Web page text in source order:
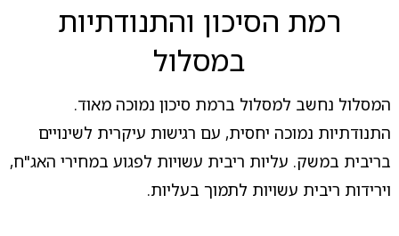
רמת הסיכון והתנודתיות
במסלול
המסלול נחשב למסלול ברמת סיכון נמוכה מאוד.
התנודתיות נמוכה יחסית, עם רגישות עיקרית לשינויים
בריבית במשק. עליות ריבית עשויות לפגוע במחירי האג"ח,
וירידות ריבית עשויות לתמוך בעליות.